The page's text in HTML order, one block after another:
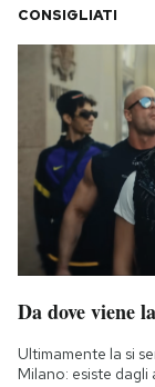
CONSIGLIATI
Da dove viene
Ultimamente la si
Milano: esiste